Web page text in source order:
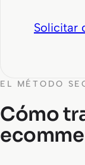
Solicitar
EL MÉTODO
Cómo